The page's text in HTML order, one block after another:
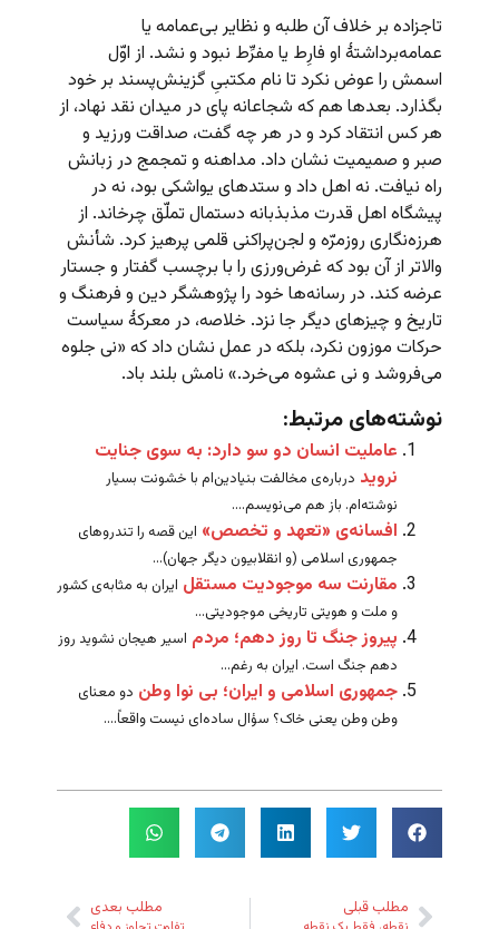
تاجزاده بر خلاف آن طلبه و نظایر بی‌عمامه یا
عمامه‌برداشتۀ او فارِط یا مفرِّط نبود و نشد. از اوّل
اسمش را عوض نکرد تا نام مکتبیِ گزینش‌پسند بر خود
بگذارد. بعدها هم که شجاعانه پای در میدان نقد نهاد، از
هر کس انتقاد کرد و در هر چه گفت، صداقت ورزید و
صبر و صمیمیت نشان داد. مداهنه و تمجمج در زبانش
راه نیافت. نه اهل داد و ستدهای یواشکی بود، نه در
پیشگاه اهل قدرت مذبذبانه دستمال تملّق ‌چرخاند. از
هرزه‌نگاری روزمرّه و لجن‌پراکنی قلمی پرهیز کرد. شأنش
والاتر از آن بود که غرض‌ورزی را با برچسب گفتار و جستار
عرضه کند. در رسانه‌ها خود را پژوهشگر دین و فرهنگ و
تاریخ و چیزهای دیگر جا نزد. خلاصه، در معرکۀ سیاست
حرکات موزون نکرد، بلکه در عمل نشان داد که «نی جلوه
می‌فروشد و نی عشوه می‌خرد.» نامش بلند باد.
نوشته‌های مرتبط:
عاملیت انسان دو سو دارد: به سوی جنایت
نروید درباره‌ی مخالفت بنیادین‌ام با خشونت بسیار
نوشته‌ام. باز هم می‌نویسم....
افسانه‌ی «تعهد و تخصص» این قصه را تندروهای
جمهوری اسلامی (و انقلابیون دیگر جهان)...
مقارنت سه موجودیت مستقل ایران به مثابه‌ی کشور
و ملت و هویتی تاریخی موجودیتی...
پیروز جنگ تا روز دهم؛ مردم اسیر هیجان نشوید روز
دهم جنگ است. ایران به رغم...
جمهوری اسلامی و ایران؛ بی نوا وطن دو معنای
وطن وطن یعنی خاک؟ سؤال ساده‌ای نیست واقعاً....
مطلب قبلی مطلب بعدی